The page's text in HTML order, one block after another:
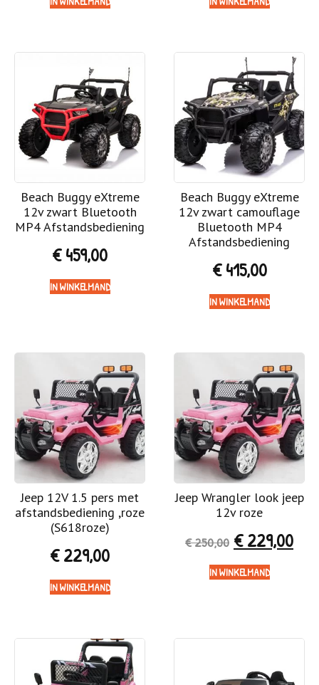
Beach Buggy eXtreme
12v zwart Bluetooth
MP4 Afstandsbediening
€459,00
IN WINKELMAND
Beach Buggy eXtreme
12v zwart camouflage
Bluetooth MP4
Afstandsbediening
€415,00
IN WINKELMAND
Jeep 12V 1.5 pers met
afstandsbediening ,roze
(S618roze)
€229,00
IN WINKELMAND
Jeep Wrangler look jeep
12v roze
€250,00 €229,00
IN WINKELMAND